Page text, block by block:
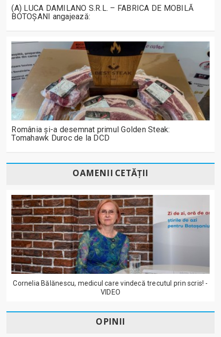
(A) LUCA DAMILANO S.R.L. – FABRICA DE MOBILĂ
BOTOȘANI angajează:
România și-a desemnat primul Golden Steak:
Tomahawk Duroc de la DCD
OAMENII CETĂȚII
Cornelia Bălănescu, medicul care vindecă trecutul prin scris! -
VIDEO
OPINII